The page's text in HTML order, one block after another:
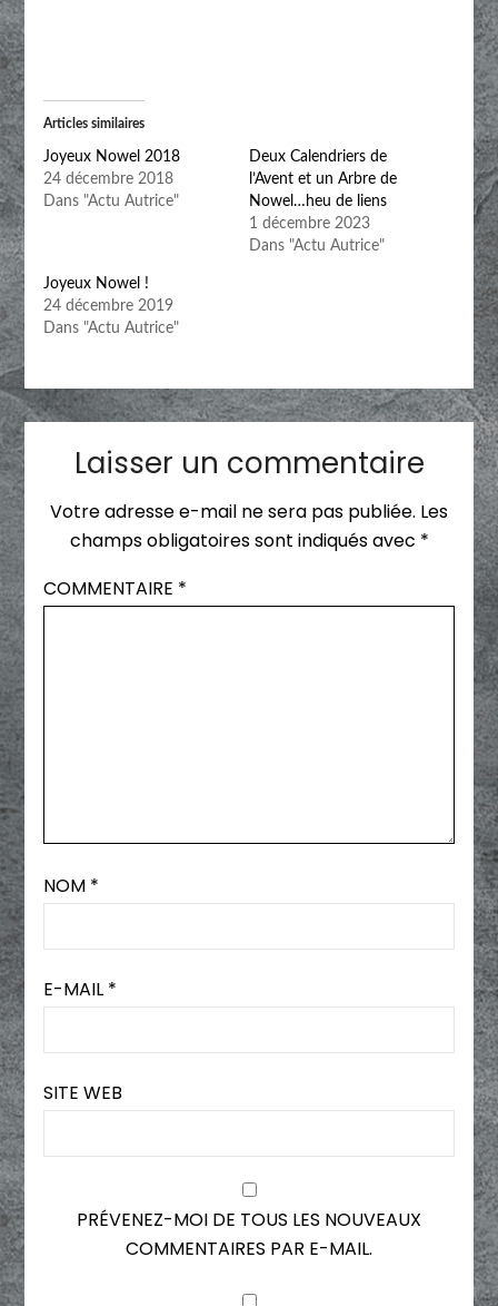
Articles similaires
Joyeux Nowel 2018
24 décembre 2018
Dans "Actu Autrice"
Deux Calendriers de
l’Avent et un Arbre de
Nowel…heu de liens
1 décembre 2023
Dans "Actu Autrice"
Joyeux Nowel !
24 décembre 2019
Dans "Actu Autrice"
Laisser un commentaire
Votre adresse e-mail ne sera pas publiée. Les
champs obligatoires sont indiqués avec *
COMMENTAIRE *
NOM *
E-MAIL *
SITE WEB
PRÉVENEZ-MOI DE TOUS LES NOUVEAUX
COMMENTAIRES PAR E-MAIL.